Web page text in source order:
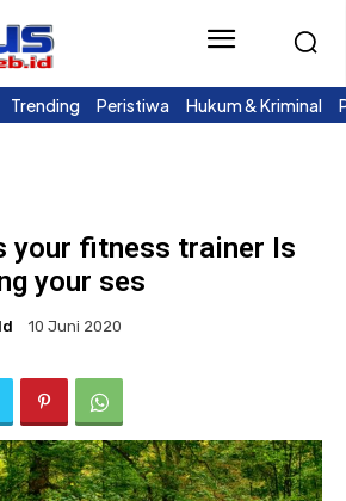
Trending Peristiwa Hukum & Kriminal
your fitness trainer Is
your ses
10 Juni 2020